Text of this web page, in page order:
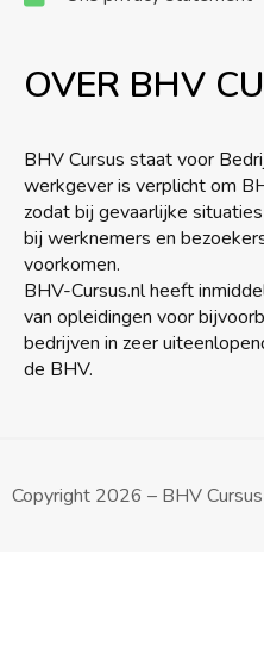
OVER BHV
BHV Cursus staat voor
werkgever is verplicht om
zodat bij gevaarlijke
bij werknemers en
voorkomen.
BHV-Cursus.nl heeft
van opleidingen voor
bedrijven in zeer
de BHV.
Copyright 2026 – BHV Cursus